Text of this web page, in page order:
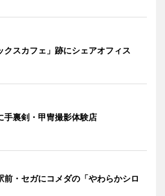
クスカフェ」跡にシェアオフィス
手裏剣・甲冑撮影体験店
前・セガにコメダの「やわらかシロ